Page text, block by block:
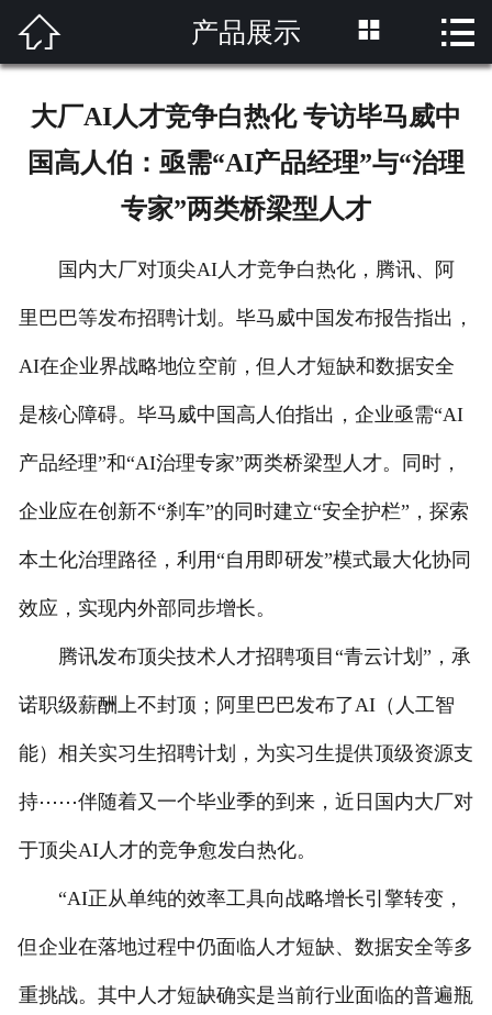
网站首页
解决方案
成功案例
技术支持
客户留言
联系我们
 产品展示  
大厂AI人才竞争白热化 专访毕马威中
国高人伯：亟需“AI产品经理”与“治理
专家”两类桥梁型人才
国内大厂对顶尖AI人才竞争白热化，腾讯、阿
里巴巴等发布招聘计划。毕马威中国发布报告指出，
AI在企业界战略地位空前，但人才短缺和数据安全
是核心障碍。毕马威中国高人伯指出，企业亟需“AI
产品经理”和“AI治理专家”两类桥梁型人才。同时，
企业应在创新不“刹车”的同时建立“安全护栏”，探索
本土化治理路径，利用“自用即研发”模式最大化协同
效应，实现内外部同步增长。
腾讯发布顶尖技术人才招聘项目“青云计划”，承
诺职级薪酬上不封顶；阿里巴巴发布了AI（人工智
能）相关实习生招聘计划，为实习生提供顶级资源支
持⋯⋯伴随着又一个毕业季的到来，近日国内大厂对
于顶尖AI人才的竞争愈发白热化。
“AI正从单纯的效率工具向战略增长引擎转变，
但企业在落地过程中仍面临人才短缺、数据安全等多
重挑战。其中人才短缺确实是当前行业面临的普遍瓶